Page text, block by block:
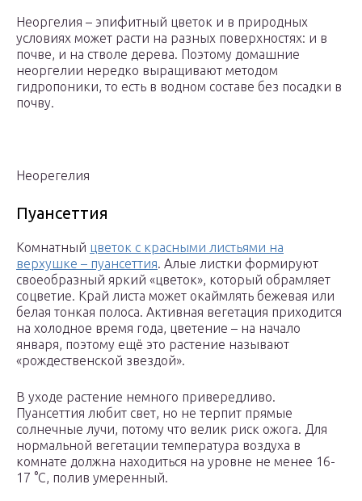
Неоргелия – эпифитный цветок и в природных
условиях может расти на разных поверхностях: и в
почве, и на стволе дерева. Поэтому домашние
неоргелии нередко выращивают методом
гидропоники, то есть в водном составе без посадки в
почву.
Неорегелия
Пуансеттия
Комнатный цветок с красными листьями на
верхушке – пуансеттия. Алые листки формируют
своеобразный яркий «цветок», который обрамляет
соцветие. Край листа может окаймлять бежевая или
белая тонкая полоса. Активная вегетация приходится
на холодное время года, цветение – на начало
января, поэтому ещё это растение называют
«рождественской звездой».
В уходе растение немного привередливо.
Пуансеттия любит свет, но не терпит прямые
солнечные лучи, потому что велик риск ожога. Для
нормальной вегетации температура воздуха в
комнате должна находиться на уровне не менее 16-
17 °С, полив умеренный.